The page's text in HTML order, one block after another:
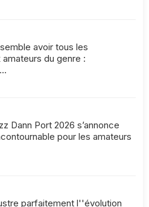
avoir tous les
du genre :
Dann Port 2026 s’annonce
pour les amateurs
parfaitement l''évolution